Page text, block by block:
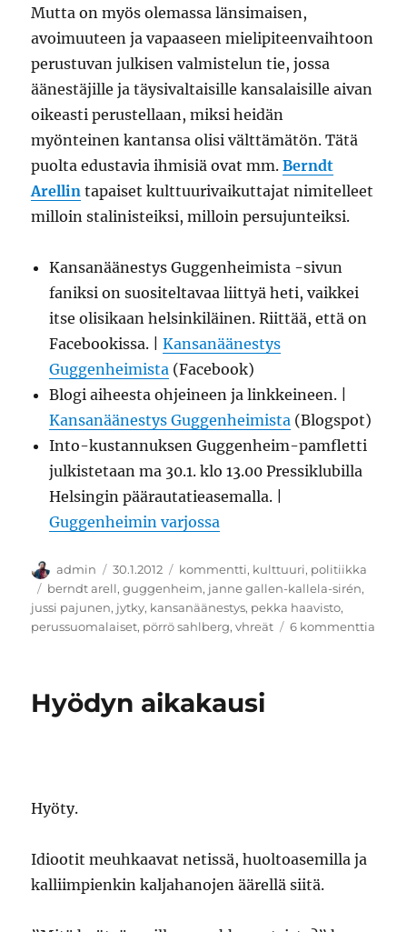
Mutta on myös olemassa länsimaisen,
avoimuuteen ja vapaaseen mielipiteenvaihtoon
perustuvan julkisen valmistelun tie, jossa
äänestäjille ja täysivaltaisille kansalaisille aivan
oikeasti perustellaan, miksi heidän
myönteinen kantansa olisi välttämätön. Tätä
puolta edustavia ihmisiä ovat mm.Berndt
Arellin tapaiset kulttuurivaikuttajat nimitelleet
milloin stalinisteiksi, milloin persujunteiksi.
Kansanäänestys Guggenheimista -sivun
faniksi on suositeltavaa liittyä heti, vaikkei
itse olisikaan helsinkiläinen. Riittää, että on
Facebookissa. |Kansanäänestys
Guggenheimista (Facebook)
Blogi aiheesta ohjeineen ja linkkeineen. |
Kansanäänestys Guggenheimista (Blogspot)
Into-kustannuksen Guggenheim-pamfletti
julkistetaan ma 30.1. klo 13.00 Pressiklubilla
Helsingin päärautatieasemalla. |
Guggenheimin varjossa
Kirjoittaja
admin Julkaistu
30.1.2012 Kategoriat
kommentti, kulttuuri, politiikka
Avainsanat
berndt arell,guggenheim, janne gallen-kallela-sirén,
jussi pajunen, jytky, kansanäänestys, pekka haavisto,
perussuomalaiset, pörrö sahlberg,vhreät 6 kommenttia
Hyödyn aikakausi
Hyöty.
Idiootit meuhkaavat netissä, huoltoasemilla ja
kalliimpienkin kaljahanojen äärellä siitä.